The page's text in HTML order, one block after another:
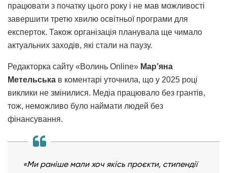
працювати з початку цього року і не мав можливості
завершити третю хвилю освітньої програми для
експерток. Також організація планувала ще чимало
актуальних заходів, які стали на паузу.
Редакторка сайту «Волинь Online» Мар’яна
Метельська в коментарі уточнила, що у 2025 році
виклики не змінилися. Медіа працювало без грантів,
тож, неможливо було наймати людей без
фінансування.
«Ми раніше мали хоч якісь проєкти, стипендії